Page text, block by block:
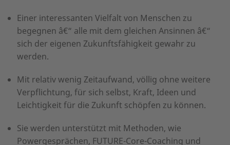
Einer interessanten Vielfalt von Menschen zu
begegnen â€“ alle mit dem gleichen Ansinnen â€“
sich der eigenen Zukunftsfähigkeit gewahr zu
werden.
Mit relativ wenig Zeitaufwand, völlig ohne weitere
Verpflichtung, für sich selbst, Kraft, Ideen und
Leichtigkeit für die Zukunft schöpfen zu können.
Sie werden unterstützt mit Methoden, wie
Powergesprächen, FUTURE-Core-Coaching und